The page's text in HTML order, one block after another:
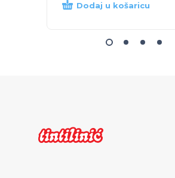
Dodaj u košaricu